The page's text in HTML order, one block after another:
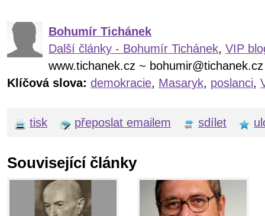
Bohumír Tichánek
Další články - Bohumír Tichánek, VIP
www.tichanek.cz ~ bohumir@tichanek.cz
Klíčová slova: demokracie, Masaryk, poslanci,
tisk přeposlat emailem sdílet
Související články